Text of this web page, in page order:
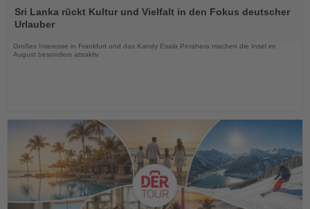
Sie
die
Sri Lanka rückt Kultur und Vielfalt in den Fokus deutscher
Urlauber
Großes Interesse in Frankfurt und das Kandy Esala Perahera machen die Insel im
August besonders attraktiv